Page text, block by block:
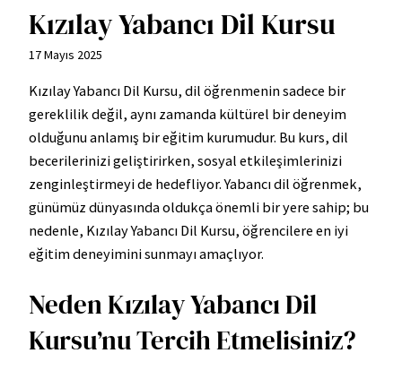
Kızılay Yabancı Dil Kursu
17 Mayıs 2025
Kızılay Yabancı Dil Kursu, dil öğrenmenin sadece bir
gereklilik değil, aynı zamanda kültürel bir deneyim
olduğunu anlamış bir eğitim kurumudur. Bu kurs, dil
becerilerinizi geliştirirken, sosyal etkileşimlerinizi
zenginleştirmeyi de hedefliyor. Yabancı dil öğrenmek,
günümüz dünyasında oldukça önemli bir yere sahip; bu
nedenle, Kızılay Yabancı Dil Kursu, öğrencilere en iyi
eğitim deneyimini sunmayı amaçlıyor.
Neden Kızılay Yabancı Dil
Kursu’nu Tercih Etmelisiniz?